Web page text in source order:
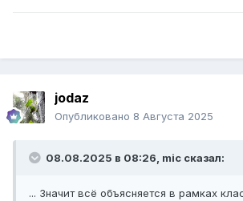
jodaz
Опубликовано 8 Августа 2025
08.08.2025 в 08:26, mic сказал:
... Значит всё объясняется в рамках